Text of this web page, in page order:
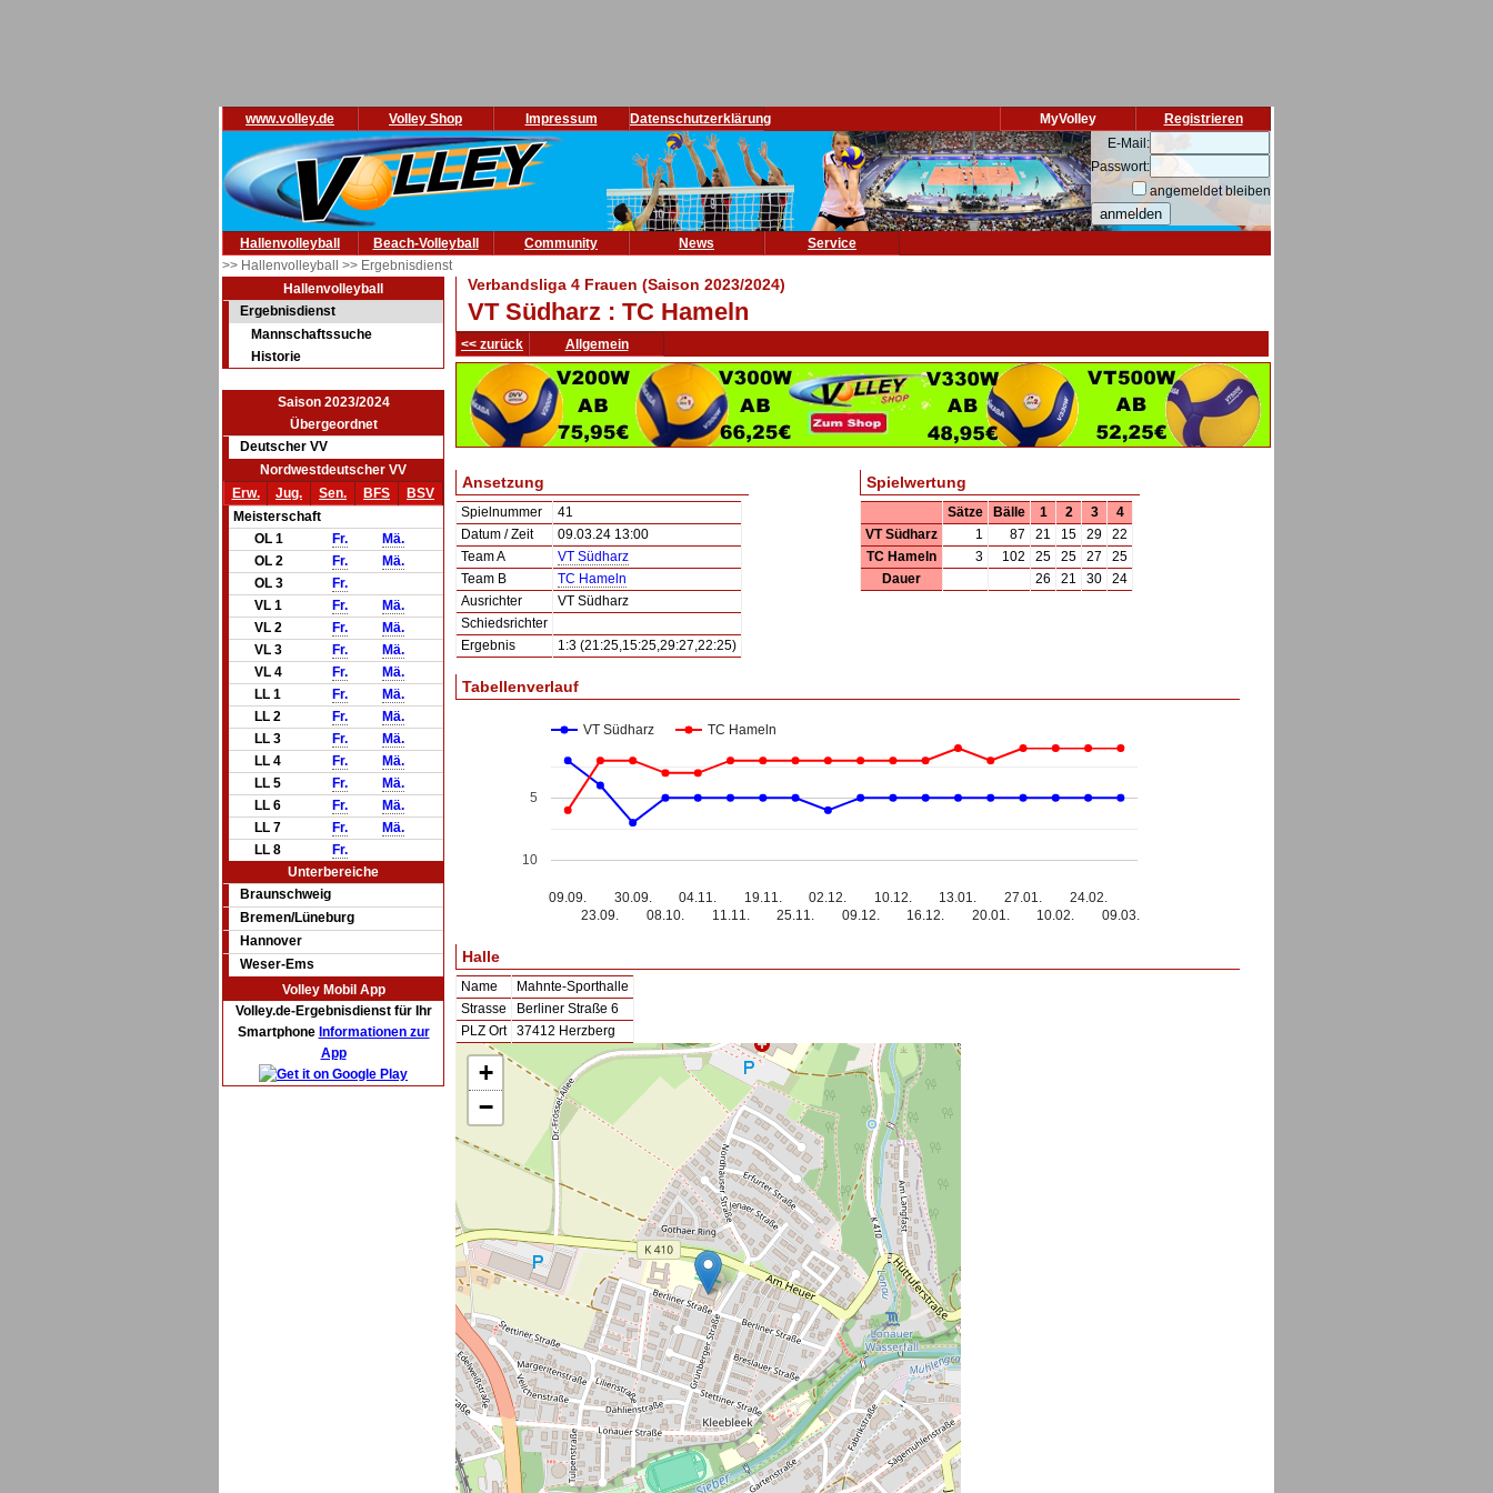
www.volley.de Volley Shop Impressum Datenschutzerklärung Registrieren
MyVolley
E-Mail:
Passwort:
angemeldet bleiben
Hallenvolleyball Beach-Volleyball Community News
Service
>> Hallenvolleyball >> Ergebnisdienst
Hallenvolleyball
Ergebnisdienst
Mannschaftssuche
Historie
Saison 2023/2024
Übergeordnet
Deutscher VV
Nordwestdeutscher VV
Erw.
Jug. Sen. BFS
BSV
Meisterschaft
OL 1
Fr.
Mä.
OL 2
Fr.
Mä.
OL 3
Fr.
VL 1
Fr.
Mä.
VL 2
Fr.
Mä.
VL 3
Fr.
Mä.
VL 4
Fr.
Mä.
LL 1
Fr.
Mä.
LL 2
Fr.
Mä.
LL 3
Fr.
Mä.
LL 4
Fr.
Mä.
LL 5
Fr.
Mä.
LL 6
Fr.
Mä.
LL 7
Fr.
Mä.
LL 8
Fr.
Unterbereiche
Braunschweig
Bremen/Lüneburg
Hannover
Weser-Ems
Volley Mobil App
Volley.de-Ergebnisdienst für Ihr
Smartphone Informationen zur
App
Verbandsliga 4 Frauen (Saison 2023/2024)
VT Südharz : TC Hameln
<< zurück Allgemein
Ansetzung
Spielnummer
41
Datum / Zeit
09.03.24 13:00
Team A
VT Südharz
Team B
TC Hameln
Ausrichter
VT Südharz
Schiedsrichter
Ergebnis
1:3 (21:25,15:25,29:27,22:25)
Spielwertung
Sätze Bälle 1 2 3
4
VT Südharz
1 87 21 15 29
22
TC Hameln
3 102 25 25 27
25
Dauer
26 21 30 24
Tabellenverlauf
VT Südharz TC Hameln
09.09.
23.09.
30.09.
08.10.
04.11.
11.11.
19.11.
25.11.
02.12.
09.12.
10.12.
16.12.
13.01.
20.01.
27.01.
10.02.
24.02.
09.03.
5
10
Halle
Name
Mahnte-Sporthalle
Strasse
Berliner Straße 6
PLZ Ort
37412 Herzberg
+
−